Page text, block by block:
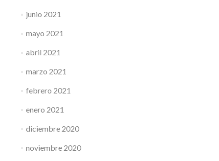
junio 2021
mayo 2021
abril 2021
marzo 2021
febrero 2021
enero 2021
diciembre 2020
noviembre 2020